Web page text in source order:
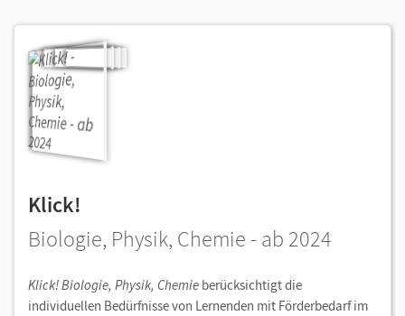
Klick!
Biologie, Physik, Chemie - ab 2024
Klick! Biologie, Physik, Chemie berücksichtigt die
individuellen Bedürfnisse von Lernenden mit Förderbedarf im